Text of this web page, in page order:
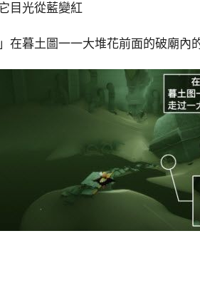
目光從藍變紅
在暮土圖一一大堆花前面的破廟內